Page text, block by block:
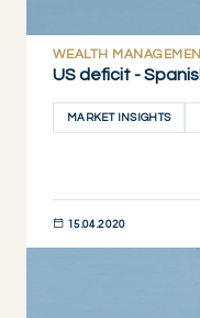
WEALTH
US deficit -
MARKET INSIGHTS
15.04.2020